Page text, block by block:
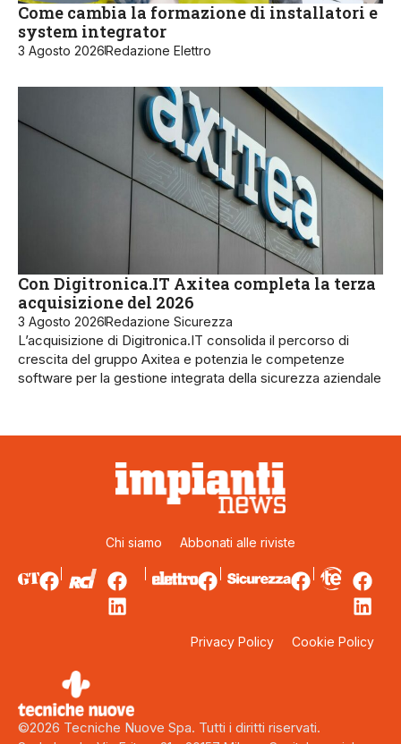
Come cambia la formazione di installatori e
system integrator
3 Agosto 2026Redazione Elettro
Con Digitronica.IT Axitea completa la terza
acquisizione del 2026
3 Agosto 2026Redazione Sicurezza
L’acquisizione di Digitronica.IT consolida il percorso di
crescita del gruppo Axitea e potenzia le competenze
software per la gestione integrata della sicurezza aziendale
Chi siamo Abbonati alle riviste
Privacy Policy Cookie Policy
©2026 Tecniche Nuove Spa. Tutti i diritti riservati.